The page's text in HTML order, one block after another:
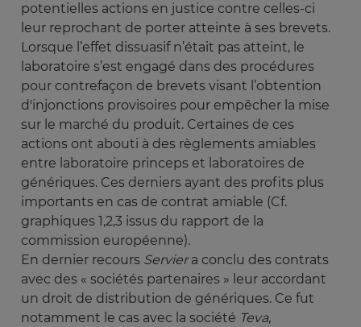
potentielles actions en justice contre celles-ci
leur reprochant de porter atteinte à ses brevets.
Lorsque l’effet dissuasif n’était pas atteint, le
laboratoire s’est engagé dans des procédures
pour contrefaçon de brevets visant l’obtention
d'injonctions provisoires pour empêcher la mise
sur le marché du produit. Certaines de ces
actions ont abouti à des règlements amiables
entre laboratoire princeps et laboratoires de
génériques. Ces derniers ayant des profits plus
importants en cas de contrat amiable (Cf.
graphiques 1,2,3 issus du rapport de la
commission européenne).
En dernier recours Serviera conclu des contrats
avec des « sociétés partenaires » leur accordant
un droit de distribution de génériques. Ce fut
notamment le cas avec la société Teva,